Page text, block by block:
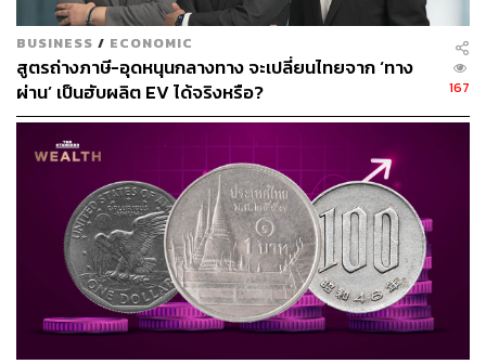
นอกจากนี้ยังมีฮอลล์ฝึกซ้อมขนาด 7,900 ตารางเมตร ที่
รองรับได้ถึง 24 สนามแบดมินตัน หรือ 2 สนามเทนนิส พร้อม
ฟิตเนสและสระว่ายน้ำ 4 เลน ภายในอาคาร รวมถึงฮอลล์
ปิงปองขนาด 6,100 ตารางเมตร ที่รองรับทั้งการฝึกซ้อม
ปิงปองและแบดมินตัน
BUSINESS / ECONOMIC
สูตรถ่างภาษี-อุดหนุนกลางทาง จะเปลี่ยนไทยจาก ‘ทาง
ผ่าน’ เป็นฮับผลิต EV ได้จริงหรือ?
167